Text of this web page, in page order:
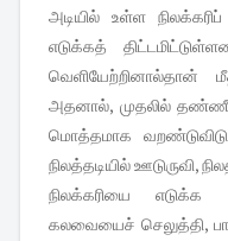
அடியில் உள்ள
எடுக்கத்
வெளியேற்றினால்தான்
அதனால், முதலில்
மொத்தமாக
நிலத்தடியில் ஊடுருவி,
நிலக்கரியை
கலவையைச் செலுத்தி,